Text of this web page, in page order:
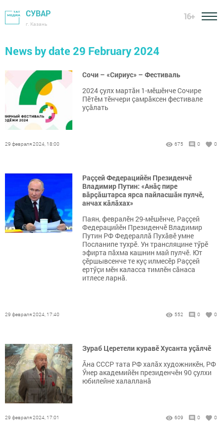
СУВАР
г. Казань
16+
News by date 29 February 2024
Сочи – «Сириус» – Фестиваль
2024 çулх мартăн 1-мӗшӗнче Сочире
Пӗтӗм тӗнчери çамрăксен фестивале
уçăлать
29 февраля 2024, 18:00 675 0 0
Раççей Федерацийӗн Президенчӗ
Владимир Путин: «Анăç пире
вăрçăштарса ярса пайласшăн пулчӗ,
анчах кăлăхах»
Паян, февралӗн 29-мӗшӗнче, Раççей
Федерацийӗн Президенчӗ Владимир
Путин РФ Федераллă Пухăвӗ умне
Посланипе тухрӗ. Ун трансляцине тӳрӗ
эфирта пăхма кашнин май пулчӗ. Ют
çӗршывсенче те куç илмесӗр Раççей
ертӳçи мӗн каласса тимлӗн сăнаса
итлесе ларнă.
29 февраля 2024, 17:40 552 0 0
Зураб Церетели куравӗ Хусанта уçăлчӗ
Ăна СССР тата РФ халăх художникӗн, РФ
Ӳнер академийӗн президенчӗн 90 çулхи
юбилейне халалланă
29 февраля 2024, 17:01 609 0 0